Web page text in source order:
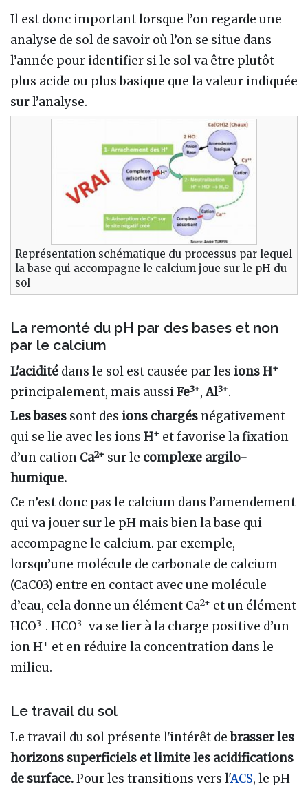
Il est donc important lorsque l’on regarde une
analyse de sol de savoir où l’on se situe dans
l’année pour identifier si le sol va être plutôt
plus acide ou plus basique que la valeur indiquée
sur l’analyse.
Représentation schématique du processus par lequel
la base qui accompagne le calcium joue sur le pH du
sol
La remonté du pH par des bases et non
par le calcium
L'acidité dans le sol est causée par les ions H+
principalement, mais aussiFe3+,Al3+.
Les bases sont des ions chargés négativement
qui se lie avec les ions H+ et favorise la fixation
d’un cation Ca2+ sur le complexe argilo-
humique.
Ce n’est donc pas le calcium dans l’amendement
qui va jouer sur le pH mais bien la base qui
accompagne le calcium. par exemple,
lorsqu’une molécule de carbonate de calcium
(CaC03) entre en contact avec une molécule
d’eau, cela donne un élément Ca2+ et un élément
HCO3-. HCO3- va se lier à la charge positive d’un
ion H+ et en réduire la concentration dans le
milieu.
Le travail du sol
Le travail du sol présente l'intérêt debrasser les
horizons superficiels et limite les acidifications
de surface.Pour les transitions vers l'ACS, le pH